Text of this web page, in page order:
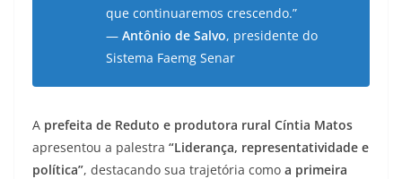
que continuaremos crescendo.”
— Antônio de Salvo, presidente do
Sistema Faemg Senar
A prefeita de Reduto e produtora rural Cíntia Matos
apresentou a palestra “Liderança, representatividade e
política”, destacando sua trajetória como a primeira